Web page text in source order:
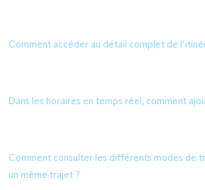
Comment accéder au détail complet de
Dans les horaires en temps réel, comment
Comment consulter les différents modes de
un même trajet ?